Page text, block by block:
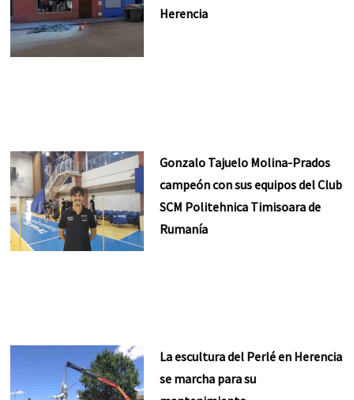
Herencia
Gonzalo Tajuelo Molina-Prados
campeón con sus equipos del Club
SCM Politehnica Timisoara de
Rumanía
La escultura del Perlé en Herencia
se marcha para su